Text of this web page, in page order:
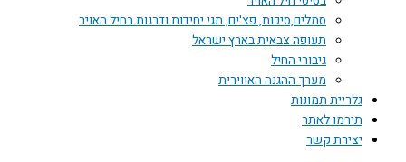
סמלים,סיכות, פצ'ים, תגי יחידות ודרגות בחיל האויר
תעופה צבאית בארץ ישראל
גיבורי החיל
מערך ההגנה האווירית
גלריית תמונות
תירמו לאתר
יצירת קשר